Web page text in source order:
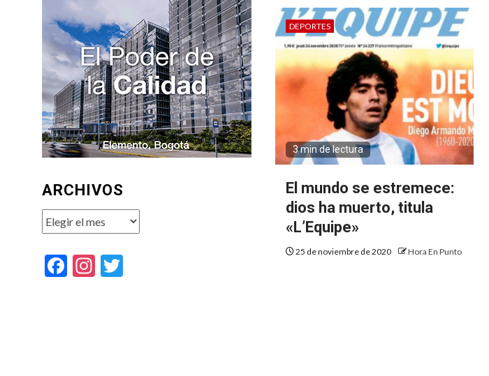
DEPORTES
3 min de lectura
El mundo se estremece:
dios ha muerto, titula
«L’Equipe»
25 de noviembre de 2020 Hora En Punto
ARCHIVOS
Archivos
Facebook
Instagram